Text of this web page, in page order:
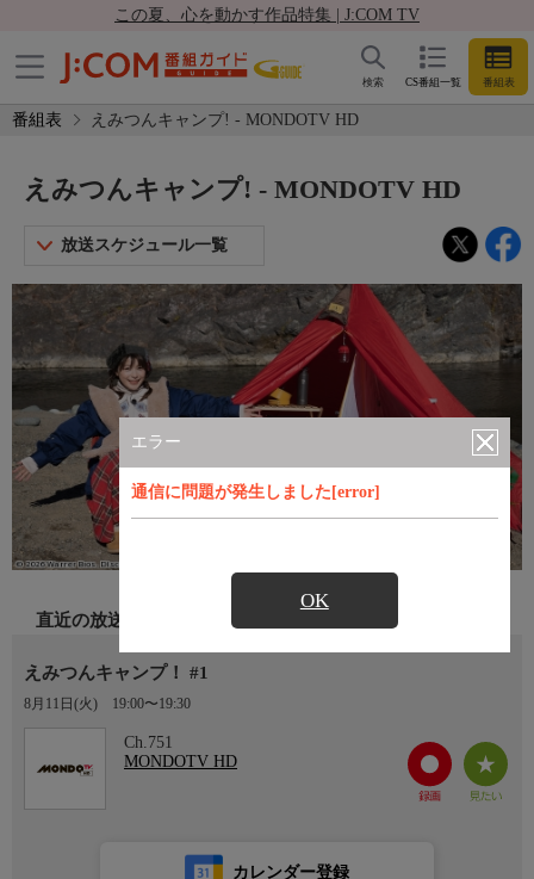
この夏、心を動かす作品特集 | J:COM TV
CS番組一覧 番組表
検索
番組表 えみつんキャンプ! - MONDOTV HD
エラー
通信に問題が発生しました[error]
OK
えみつんキャンプ! - MONDOTV HD
放送スケジュール一覧
直近の放送
えみつんキャンプ！ #1
8月11日(火) 19:00〜19:30
Ch.751
MONDOTV HD
カレンダー登録